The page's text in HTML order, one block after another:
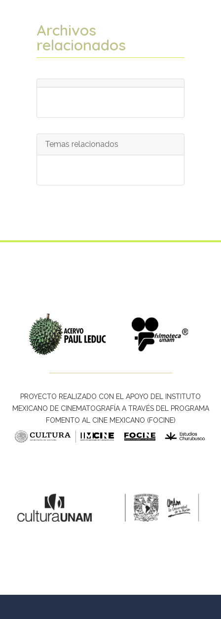
Archivos
relacionados
Temas relacionados
PROYECTO REALIZADO CON EL APOYO DEL INSTITUTO
MEXICANO DE CINEMATOGRAFÍA A TRAVÉS DEL PROGRAMA
FOMENTO AL CINE MEXICANO (FOCINE)